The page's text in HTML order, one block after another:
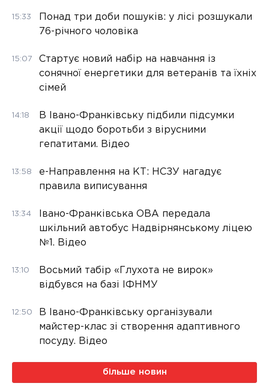
15:33
Понад три доби пошуків: у лісі розшукали
76-річного чоловіка
15:07
Стартує новий набір на навчання із
сонячної енергетики для ветеранів та їхніх
сімей
14:18
В Івано-Франківську підбили підсумки
акції щодо боротьби з вірусними
гепатитами. Відео
13:58
е-Направлення на КТ: НСЗУ нагадує
правила виписування
13:34
Івано-Франківська ОВА передала
шкільний автобус Надвірнянському ліцею
№1. Відео
13:10
Восьмий табір «Глухота не вирок»
відбувся на базі ІФНМУ
12:50
В Івано-Франківську організували
майстер-клас зі створення адаптивного
посуду. Відео
більше новин